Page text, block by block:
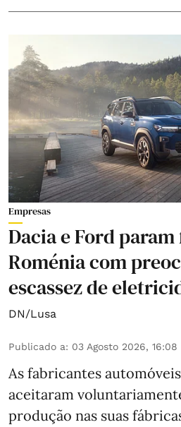
Empresas
Dacia e Ford
Roménia com
escassez de
DN/Lusa
Publicado a: 03 Agosto 2026, 16:08
As fabricantes
aceitaram
produção nas suas